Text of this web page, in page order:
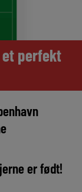
perfekt
er født!